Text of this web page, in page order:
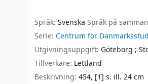
Språk: Svenska Språk på
Serie: Centrum för
Utgivningsuppgift: Göteborg ;
Tillverkare: Lettland
Beskrivning: 454, [1] s. ill. 24 cm